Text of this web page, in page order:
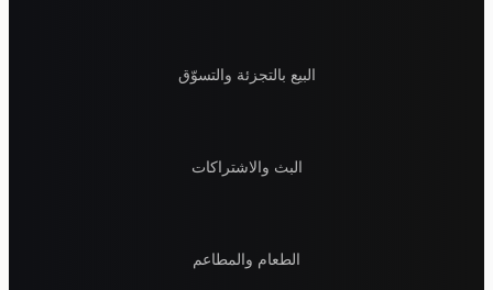
البيع بالتجزئة والتسوّق
البث والاشتراكات
الطعام والمطاعم